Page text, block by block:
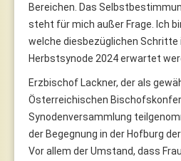
Bereichen. Das
steht für mich außer Frage. Ich
welche diesbezüglichen Schritte
Herbstsynode 2024 erwartet
Erzbischof Lackner, der als
Österreichischen
Synodenversammlung
der Begegnung in der Hofburg
Vor allem der Umstand, dass